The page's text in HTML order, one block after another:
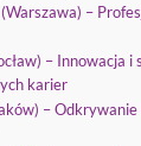
–
– Innowacja i
karier
–